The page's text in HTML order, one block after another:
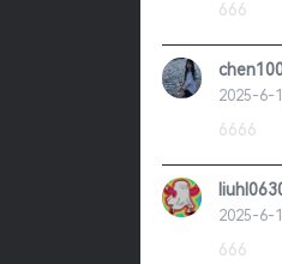
666
2025-6-
6666
2025-6-
666